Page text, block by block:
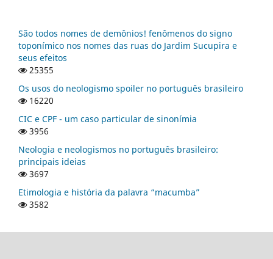
São todos nomes de demônios! fenômenos do signo
toponímico nos nomes das ruas do Jardim Sucupira e
seus efeitos
25355
Os usos do neologismo spoiler no português brasileiro
16220
CIC e CPF - um caso particular de sinonímia
3956
Neologia e neologismos no português brasileiro:
principais ideias
3697
Etimologia e história da palavra “macumba”
3582